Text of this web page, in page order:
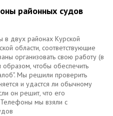
районных судов
в двух районах Курской
области, соответствующие
организовать свою работу (в
чтобы обеспечить
Мы решили проверить
и удастся ли обычному
он решит, что его
мы взяли с